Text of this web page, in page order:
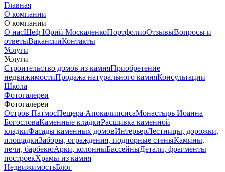
Главная
О компании
О компании
О насШеф Юрий МоскаленкоПортфолиоОтзывыВопросы и
ответыВакансииКонтакты
Услуги
Услуги
Строительство домов из камняПриобретение
недвижимостиПродажа натурального камняКонсультации
Школа
Фотогалереи
Фотогалереи
Остров ПатмосПещера АпокалипсисаМонастырь Иоанна
БогословаКаменные кладкиРасшивка каменной
кладкиФасады каменных домовИнтерьерЛестницы, дорожки,
площадкиЗаборы, ограждения, подпорные стеныКамины,
печи, барбекюАрки, колонныБассейныДетали, фрагменты
построекХрамы из камня
НедвижимостьБлог